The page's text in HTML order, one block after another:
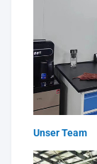
Unser Team